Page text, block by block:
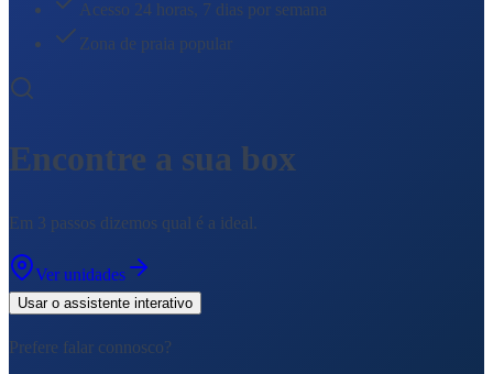
Acesso 24 horas, 7 dias por semana
Zona de praia popular
Encontre a sua box
Em 3 passos dizemos qual é a ideal.
Ver unidades
Usar o assistente interativo
Prefere falar connosco?